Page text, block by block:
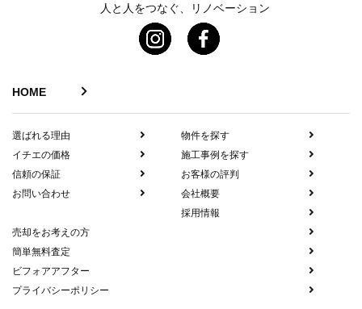
人と人をつなぐ、リノベーション
HOME
選ばれる理由
イチエの価格
信頼の保証
お問い合わせ
物件を探す
施工事例を探す
お客様の評判
会社概要
採用情報
売却をお考えの方
簡単無料査定
ビフォアアフター
プライバシーポリシー